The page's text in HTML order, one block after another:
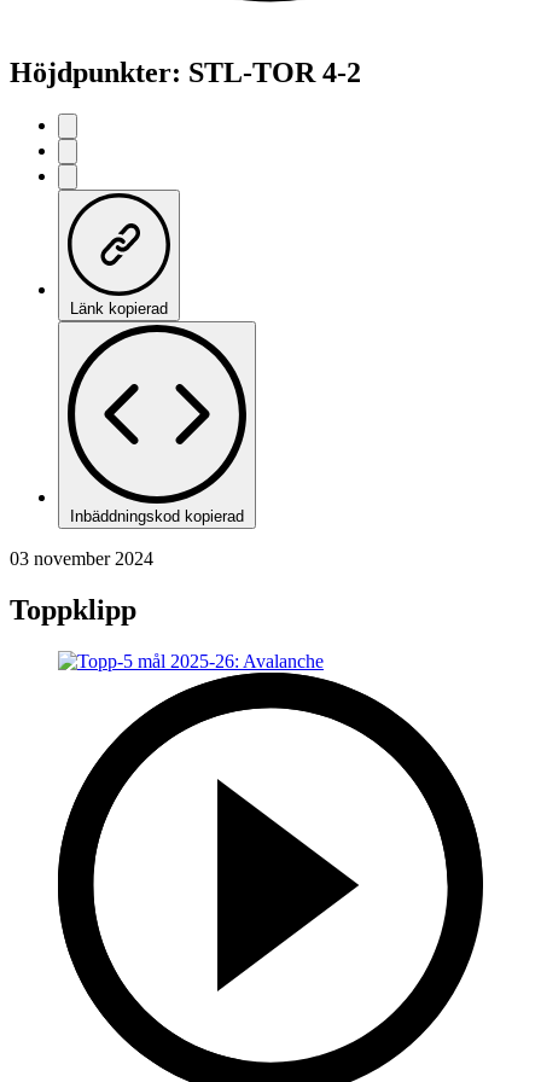
Höjdpunkter: STL-TOR 4-2
Länk kopierad
Inbäddningskod kopierad
03 november 2024
Toppklipp